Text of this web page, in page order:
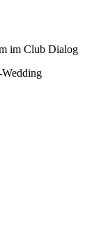
im Club Dialog